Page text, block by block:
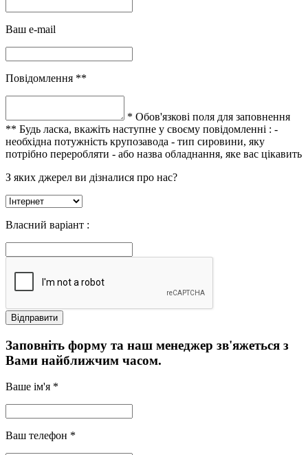
Ваш e-mail
Повідомлення **
* Обов'язкові поля для заповнення
** Будь ласка, вкажіть наступне у своєму повідомленні : -
необхідна потужність крупозавода - тип сировини, яку
потрібно переробляти - або назва обладнання, яке вас цікавить
З яких джерел ви дізналися про нас?
Власний варіант :
Заповніть форму та наш менеджер зв'яжеться з
Вами найближчим часом.
Ваше ім'я *
Ваш телефон *